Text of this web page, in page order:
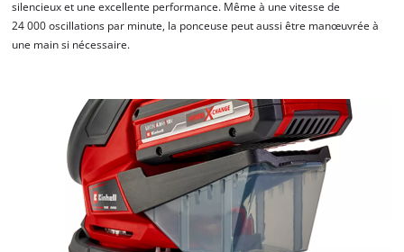
silencieux et une excellente performance. Même à une vitesse de
24 000 oscillations par minute, la ponceuse peut aussi être manœuvrée à
une main si nécessaire.